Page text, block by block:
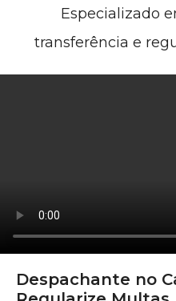
Especializado
transferência e
Despachante no